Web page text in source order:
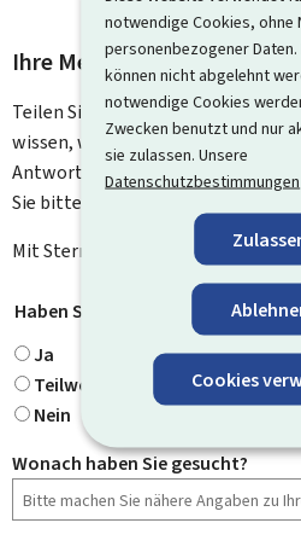
notwendige Cookies, ohne
personenbezogener Daten.
können nicht abgelehnt
notwendige Cookies
Zwecken benutzt und nur
sie zulassen. Unsere
Datenschutzbestimmungen
Cookies
Ihre Meinung interessiert
Teilen Sie uns Ihre Meinung zu
wissen, was wir verbessern
Antwort auf Ihr Feedback. Für
Sie bitte das Kontaktformular.
Mit Stern gekennzeichnete Felder (
Haben Sie gefunden, wonach Sie
Ja
Teilweise
Nein
Wonach haben Sie gesucht?